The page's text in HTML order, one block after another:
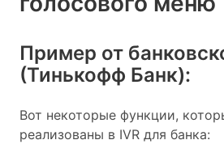
Пример от
(Тинькофф Банк):
Вот некоторые функции,
реализованы в IVR для банка: